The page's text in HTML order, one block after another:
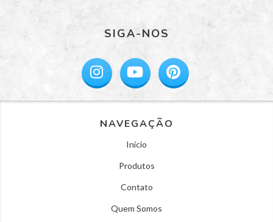
SIGA-NOS
NAVEGAÇÃO
Início
Produtos
Contato
Quem Somos